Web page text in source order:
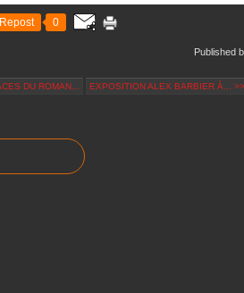
Repost 0
Published
DU ROMAN... EXPOSITION ALEX BARBIER À... >>